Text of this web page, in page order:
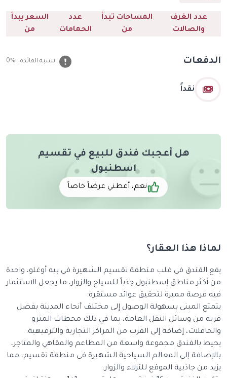
عدد الغرف
والصالات
المساحات تبدأ
من
عدد
الحمامات
السعر يبدأ
من
الدفعات نسبة الفائدة: 0%
نقداً
هل أعجبك فندق للبيع في تقسيم
اسطنبول
نعم، أعطني عرضاً خاصاً
لماذا هذا العقار؟
يقع الفندق في قلب منطقة تقسيم الشهيرة في بيه أوغلو، واحدة
من أكثر مناطق إسطنبول جذباً للسياح والزوار، ما يجعل الاستثمار
فيه فرصة مميزة لتحقيق عوائد مستقرة.
يتمتع المبنى بسهولة الوصول إلى مختلف أنحاء المدينة بفضل
قربه من وسائل النقل العامة، بما في ذلك محطات المترو
والحافلات، إضافة إلى القرب من المراكز التجارية والترفيهية.
يحيط بالفندق مجموعة واسعة من المطاعم والمقاهي والمتاجر،
بالإضافة إلى المعالم السياحية الشهيرة في منطقة تقسيم، مما
يزيد من جاذبية الموقع للنزلاء والزوار.